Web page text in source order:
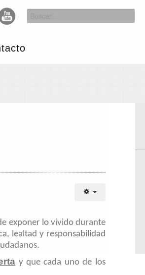
exponer lo vivido durante
lealtad y responsabilidad
y que cada uno de los